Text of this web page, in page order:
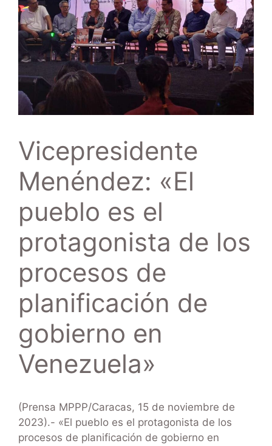
Vicepresidente
Menéndez: «El
pueblo es el
protagonista de los
procesos de
planificación de
gobierno en
Venezuela»
(Prensa MPPP/Caracas, 15 de noviembre de
2023).- «El pueblo es el protagonista de los
procesos de planificación de gobierno en